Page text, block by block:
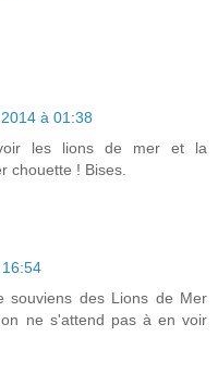
à 01:38
les lions de mer et la
chouette ! Bises.
souviens des Lions de Mer
ne s'attend pas à en voir